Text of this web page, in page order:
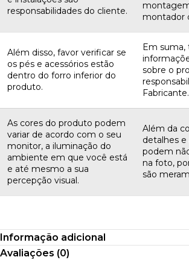
responsabilidades do cliente.
montador
Além disso, favor verificar se
os pés e acessórios estão
dentro do forro inferior do
produto.
Em suma,
sobre o
Fabricante.
As cores do produto podem
variar de acordo com o seu
monitor, a iluminação do
ambiente em que você está
e até mesmo a sua
percepção visual.
Além da
detalhes
podem
na foto,
são
Informação adicional
Avaliações (0)